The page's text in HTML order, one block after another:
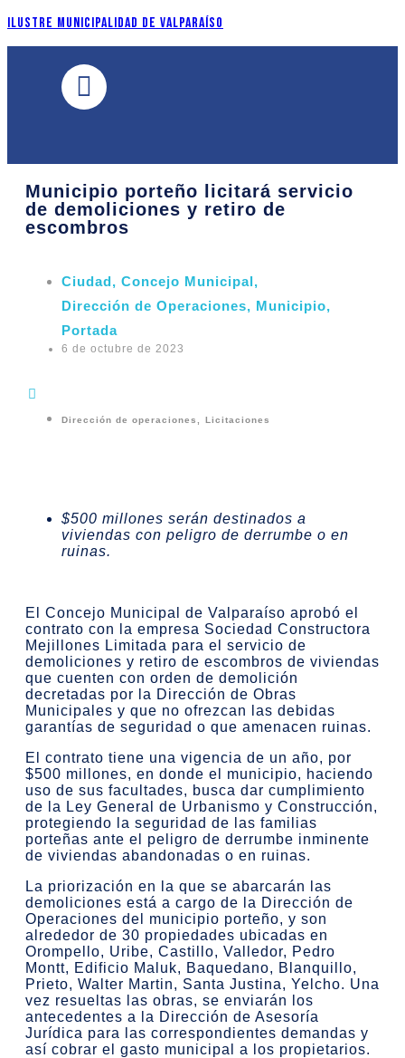
Ilustre Municipalidad de Valparaíso
Municipio porteño licitará servicio
de demoliciones y retiro de
escombros
Ciudad, Concejo Municipal,
Dirección de Operaciones, Municipio,
Portada
6 de octubre de 2023
Dirección de operaciones Licitaciones
$500 millones serán destinados a
viviendas con peligro de derrumbe o en
ruinas.
El Concejo Municipal de Valparaíso aprobó el
contrato con la empresa Sociedad Constructora
Mejillones Limitada para el servicio de
demoliciones y retiro de escombros de viviendas
que cuenten con orden de demolición
decretadas por la Dirección de Obras
Municipales y que no ofrezcan las debidas
garantías de seguridad o que amenacen ruinas.
El contrato tiene una vigencia de un año, por
$500 millones, en donde el municipio, haciendo
uso de sus facultades, busca dar cumplimiento
de la Ley General de Urbanismo y Construcción,
protegiendo la seguridad de las familias
porteñas ante el peligro de derrumbe inminente
de viviendas abandonadas o en ruinas.
La priorización en la que se abarcarán las
demoliciones está a cargo de la Dirección de
Operaciones del municipio porteño, y son
alrededor de 30 propiedades ubicadas en
Orompello, Uribe, Castillo, Valledor, Pedro
Montt, Edificio Maluk, Baquedano, Blanquillo,
Prieto, Walter Martin, Santa Justina, Yelcho. Una
vez resueltas las obras, se enviarán los
antecedentes a la Dirección de Asesoría
Jurídica para las correspondientes demandas y
así cobrar el gasto municipal a los propietarios.